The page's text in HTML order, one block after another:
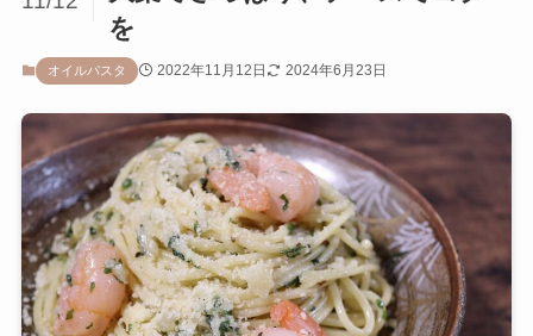
を
オイルパスタ 2022年11月12日 2024年6月23日